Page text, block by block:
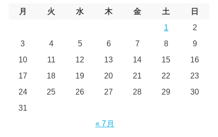
月
火 水 木 金 土
日
1
2
3
4 5 6 7 8
9
10
11 12 13 14 15
16
17
18 19 20 21 22
23
24
25 26 27 28 29
30
31
« 7月